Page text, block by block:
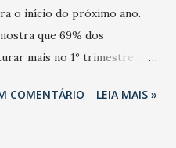
o início do próximo ano.
que 69% dos
mais no 1º trimestre de
ano, 56% também
COMENTÁRIO LEIA MAIS »